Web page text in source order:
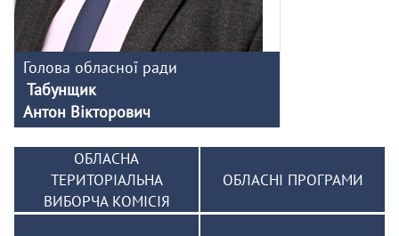
Голова обласної ради
Табунщик
Антон Вікторович
ОБЛАСНА
ТЕРИТОРІАЛЬНА
ВИБОРЧА КОМІСІЯ
ОБЛАСНІ ПРОГРАМИ